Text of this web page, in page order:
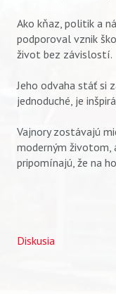
Ako kňaz, politik a
podporoval vznik
život bez závislostí.
Jeho odvaha stáť si
jednoduché, je
Vajnory zostávajú
moderným životom,
pripomínajú, že na
Diskusia